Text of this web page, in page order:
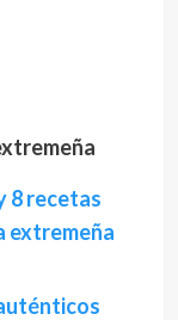
8 recetas
extremeña